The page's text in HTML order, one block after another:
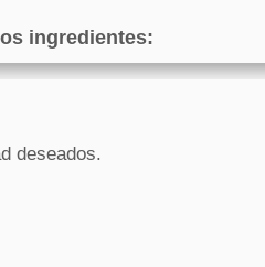
ingredientes:
deseados.